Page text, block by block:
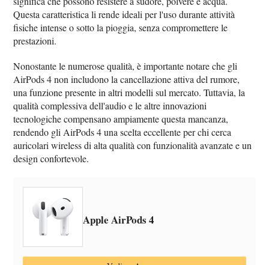
Questa caratteristica li rende ideali per l'uso durante attività
fisiche intense o sotto la pioggia, senza compromettere le
prestazioni.
Nonostante le numerose qualità, è importante notare che gli
AirPods 4 non includono la cancellazione attiva del rumore,
una funzione presente in altri modelli sul mercato. Tuttavia, la
qualità complessiva dell'audio e le altre innovazioni
tecnologiche compensano ampiamente questa mancanza,
rendendo gli AirPods 4 una scelta eccellente per chi cerca
auricolari wireless di alta qualità con funzionalità avanzate e un
design confortevole.
Apple AirPods 4